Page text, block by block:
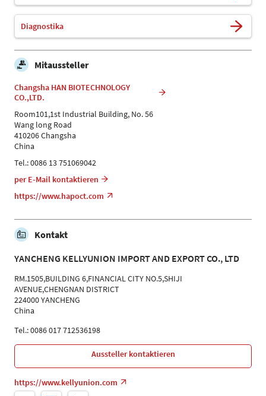
Diagnostika
Mitaussteller
Changsha HAN BIOTECHNOLOGY
CO.,LTD.
Room101,1st Industrial Building, No. 56
Wang long Road
410206 Changsha
China
Tel.: 0086 13 751069042
per E-Mail kontaktieren
https://www.hapoct.com
Kontakt
YANCHENG KELLYUNION IMPORT AND EXPORT CO., LTD
RM.1505,BUILDING 6,FINANCIAL CITY NO.5,SHIJI
AVENUE,CHENGNAN DISTRICT
224000 YANCHENG
China
Tel.: 0086 017 712536198
Aussteller kontaktieren
https://www.kellyunion.com